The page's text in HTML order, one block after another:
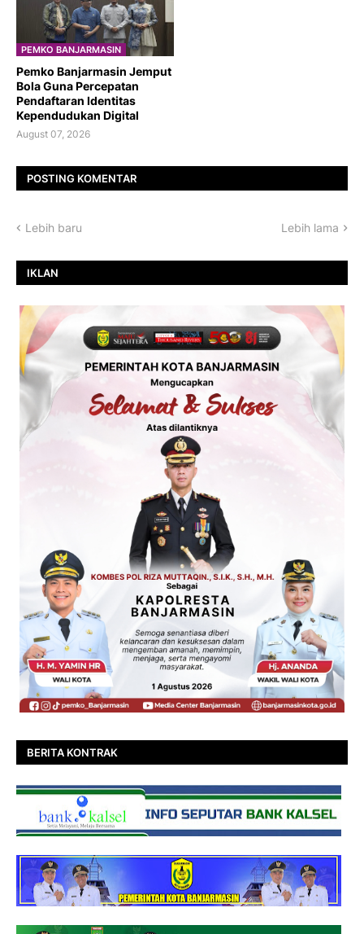
PEMKO BANJARMASIN
Pemko Banjarmasin Jemput
Bola Guna Percepatan
Pendaftaran Identitas
Kependudukan Digital
August 07, 2026
POSTING KOMENTAR
Lebih baru Lebih lama
IKLAN
BERITA KONTRAK